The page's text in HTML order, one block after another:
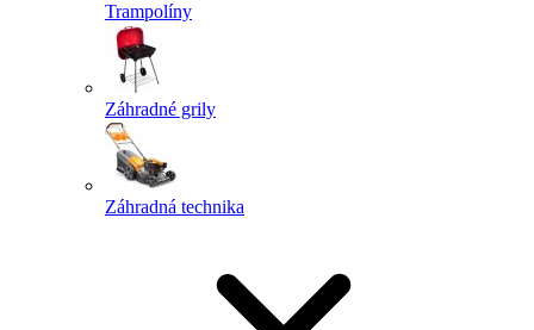
Trampolíny
Záhradné grily
Záhradná technika